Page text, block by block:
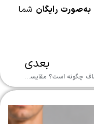
به‌صورت رایگان شما
بعدی
پای صاف چگونه است؟ مقایسه ۳ مدل کفی طبی برای درمان صافی کف پا